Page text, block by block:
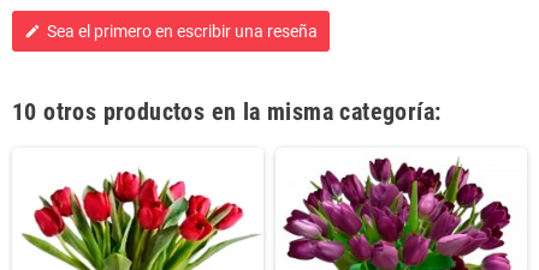
edit Sea el primero en escribir una reseña
10 otros productos en la misma categoría: